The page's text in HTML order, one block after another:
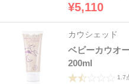
¥5,110
カウシェッド
ベビーカウオ
200ml
1.7